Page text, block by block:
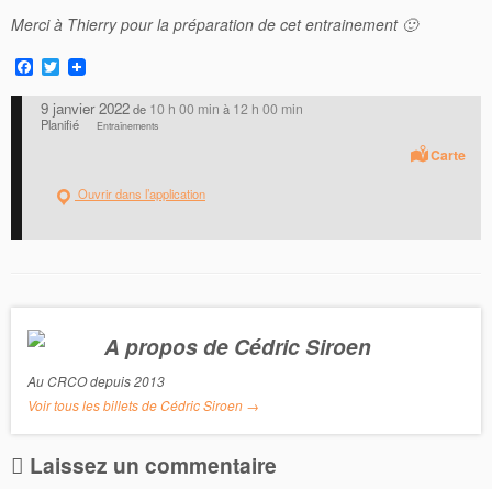
Merci à Thierry pour la préparation de cet entrainement 🙂
F
a
c
e
b
T
w
i
t
t
9 janvier 2022 de 10 h 00 min à 12 h 00 min
Planifié Entraînements
Carte
Ouvrir dans l’application
A propos de Cédric Siroen
Au CRCO depuis 2013
Voir tous les billets de Cédric Siroen →
Laissez un commentaire